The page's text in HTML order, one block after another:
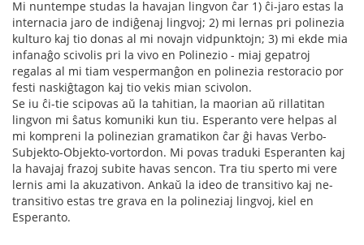
Mi nuntempe studas la havajan lingvon ĉar 1) ĉi-jaro estas la
internacia jaro de indiĝenaj lingvoj; 2) mi lernas pri polinezia
kulturo kaj tio donas al mi novajn vidpunktojn; 3) mi ekde mia
infanaĝo scivolis pri la vivo en Polinezio - miaj gepatroj
regalas al mi tiam vespermanĝon en polinezia restoracio por
festi naskiĝtagon kaj tio vekis mian scivolon.
Se iu ĉi-tie scipovas aŭ la tahitian, la maorian aŭ rillatitan
lingvon mi ŝatus komuniki kun tiu. Esperanto vere helpas al
mi kompreni la polinezian gramatikon ĉar ĝi havas Verbo-
Subjekto-Objekto-vortordon. Mi povas traduki Esperanten kaj
la havajaj frazoj subite havas sencon. Tra tiu sperto mi vere
lernis ami la akuzativon. Ankaŭ la ideo de transitivo kaj ne-
transitivo estas tre grava en la polineziaj lingvoj, kiel en
Esperanto.